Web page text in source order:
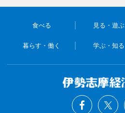
食べる 見る・遊ぶ
暮らす・働く 学ぶ・知る